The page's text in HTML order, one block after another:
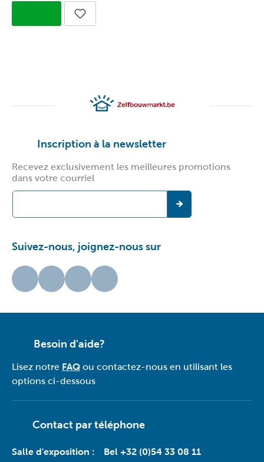
Inscription à la newsletter
Recevez exclusivement les meilleures promotions
dans votre courriel
Suivez-nous, joignez-nous sur
Besoin d'aide?
Lisez notre FAQ ou contactez-nous en utilisant les
options ci-dessous
Contact par téléphone
Salle d'exposition :
Bel +32 (0)54 33 08 11